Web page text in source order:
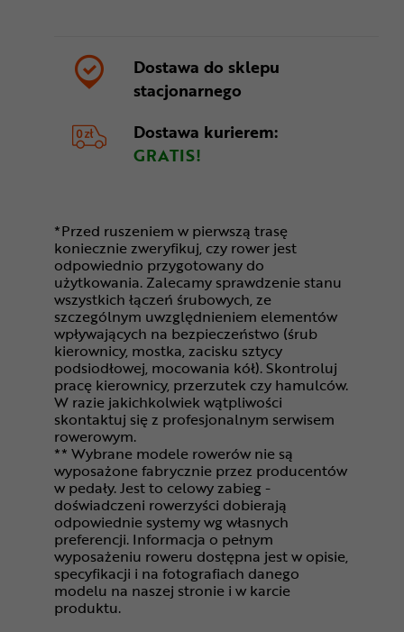
Dostawa do sklepu
stacjonarnego
Dostawa kurierem:
GRATIS!
*Przed ruszeniem w pierwszą trasę
koniecznie zweryfikuj, czy rower jest
odpowiednio przygotowany do
użytkowania. Zalecamy sprawdzenie stanu
wszystkich łączeń śrubowych, ze
szczególnym uwzględnieniem elementów
wpływających na bezpieczeństwo (śrub
kierownicy, mostka, zacisku sztycy
podsiodłowej, mocowania kół). Skontroluj
pracę kierownicy, przerzutek czy hamulców.
W razie jakichkolwiek wątpliwości
skontaktuj się z profesjonalnym serwisem
rowerowym.
** Wybrane modele rowerów nie są
wyposażone fabrycznie przez producentów
w pedały. Jest to celowy zabieg -
doświadczeni rowerzyści dobierają
odpowiednie systemy wg własnych
preferencji. Informacja o pełnym
wyposażeniu roweru dostępna jest w opisie,
specyfikacji i na fotografiach danego
modelu na naszej stronie i w karcie
produktu.